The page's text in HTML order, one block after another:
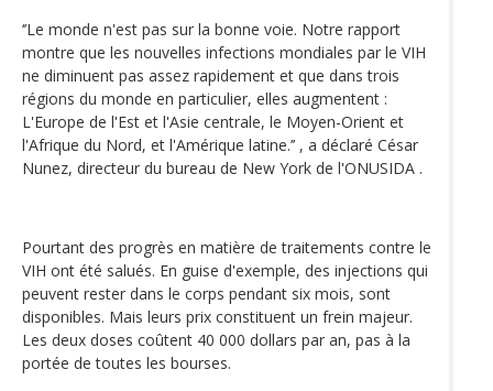
‘’Le monde n'est pas sur la bonne voie. Notre rapport
montre que les nouvelles infections mondiales par le VIH
ne diminuent pas assez rapidement et que dans trois
régions du monde en particulier, elles augmentent :
L'Europe de l'Est et l'Asie centrale, le Moyen-Orient et
l'Afrique du Nord, et l'Amérique latine.’’ , a déclaré César
Nunez, directeur du bureau de New York de l'ONUSIDA .
Pourtant des progrès en matière de traitements contre le
VIH ont été salués. En guise d'exemple, des injections qui
peuvent rester dans le corps pendant six mois, sont
disponibles. Mais leurs prix constituent un frein majeur.
Les deux doses coûtent 40 000 dollars par an, pas à la
portée de toutes les bourses.